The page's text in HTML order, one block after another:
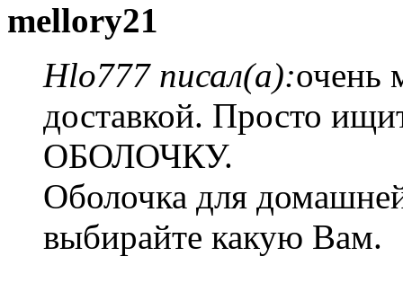
mellory21
Hlo777 писал(а):очень
доставкой. Просто
ОБОЛОЧКУ.
Оболочка для
выбирайте какую Вам.